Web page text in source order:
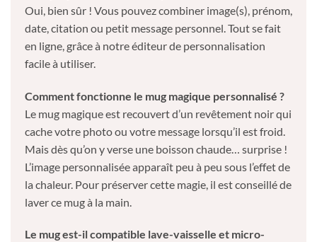
Oui, bien sûr ! Vous pouvez combiner image(s), prénom,
date, citation ou petit message personnel. Tout se fait
en ligne, grâce à notre éditeur de personnalisation
facile à utiliser.
Comment fonctionne le mug magique personnalisé ?
Le mug magique est recouvert d’un revêtement noir qui
cache votre photo ou votre message lorsqu’il est froid.
Mais dès qu’on y verse une boisson chaude… surprise !
L’image personnalisée apparaît peu à peu sous l’effet de
la chaleur. Pour préserver cette magie, il est conseillé de
laver ce mug à la main.
Le mug est-il compatible lave-vaisselle et micro-